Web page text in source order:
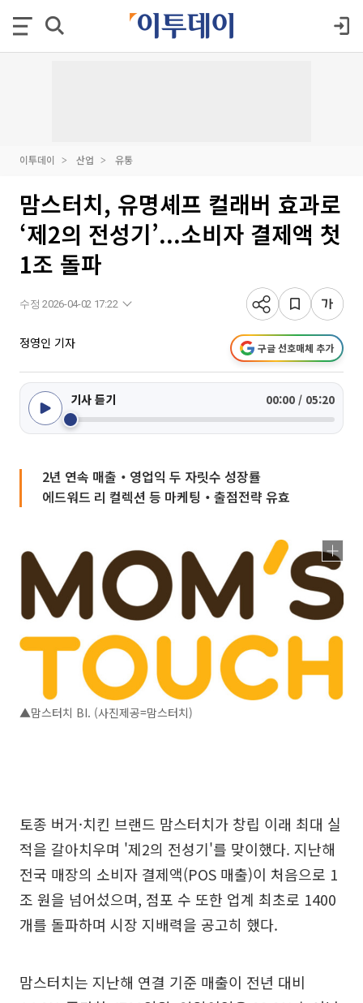
이투데이 산업 유통
맘스터치, 유명셰프 컬래버 효과로
‘제2의 전성기’...소비자 결제액 첫
1조 돌파
수정 2026-04-02 17:22
정영인 기자 구글 선호매체 추가
기사 듣기 00:00 / 05:20
2년 연속 매출‧영업익 두 자릿수 성장률
에드워드 리 컬렉션 등 마케팅‧출점전략 유효
▲맘스터치 BI. (사진제공=맘스터치)
토종 버거·치킨 브랜드 맘스터치가 창립 이래 최대 실
적을 갈아치우며 '제2의 전성기'를 맞이했다. 지난해
전국 매장의 소비자 결제액(POS 매출)이 처음으로 1
조 원을 넘어섰으며, 점포 수 또한 업계 최초로 1400
개를 돌파하며 시장 지배력을 공고히 했다.
맘스터치는 지난해 연결 기준 매출이 전년 대비